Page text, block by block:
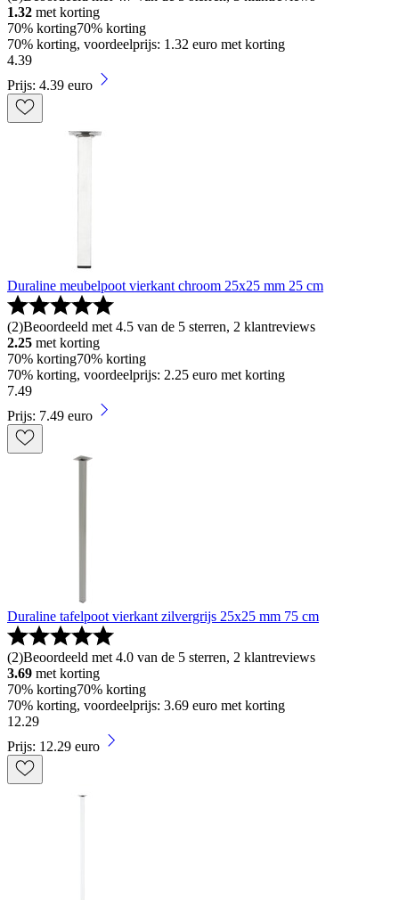
1.32 met korting
70% korting70% korting
70% korting, voordeelprijs: 1.32 euro met korting
4.39
Prijs: 4.39 euro
Duraline meubelpoot vierkant chroom 25x25 mm 25 cm
(2)Beoordeeld met 4.5 van de 5 sterren, 2 klantreviews
2.25 met korting
70% korting70% korting
70% korting, voordeelprijs: 2.25 euro met korting
7.49
Prijs: 7.49 euro
Duraline tafelpoot vierkant zilvergrijs 25x25 mm 75 cm
(2)Beoordeeld met 4.0 van de 5 sterren, 2 klantreviews
3.69 met korting
70% korting70% korting
70% korting, voordeelprijs: 3.69 euro met korting
12.29
Prijs: 12.29 euro